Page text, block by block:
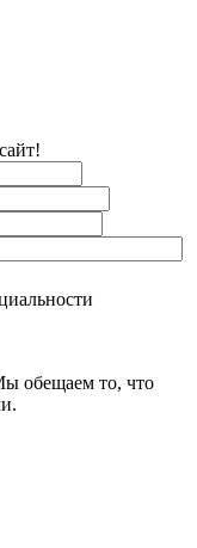
обещаем то, что